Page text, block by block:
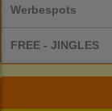
Werbespots
FREE - JINGLES